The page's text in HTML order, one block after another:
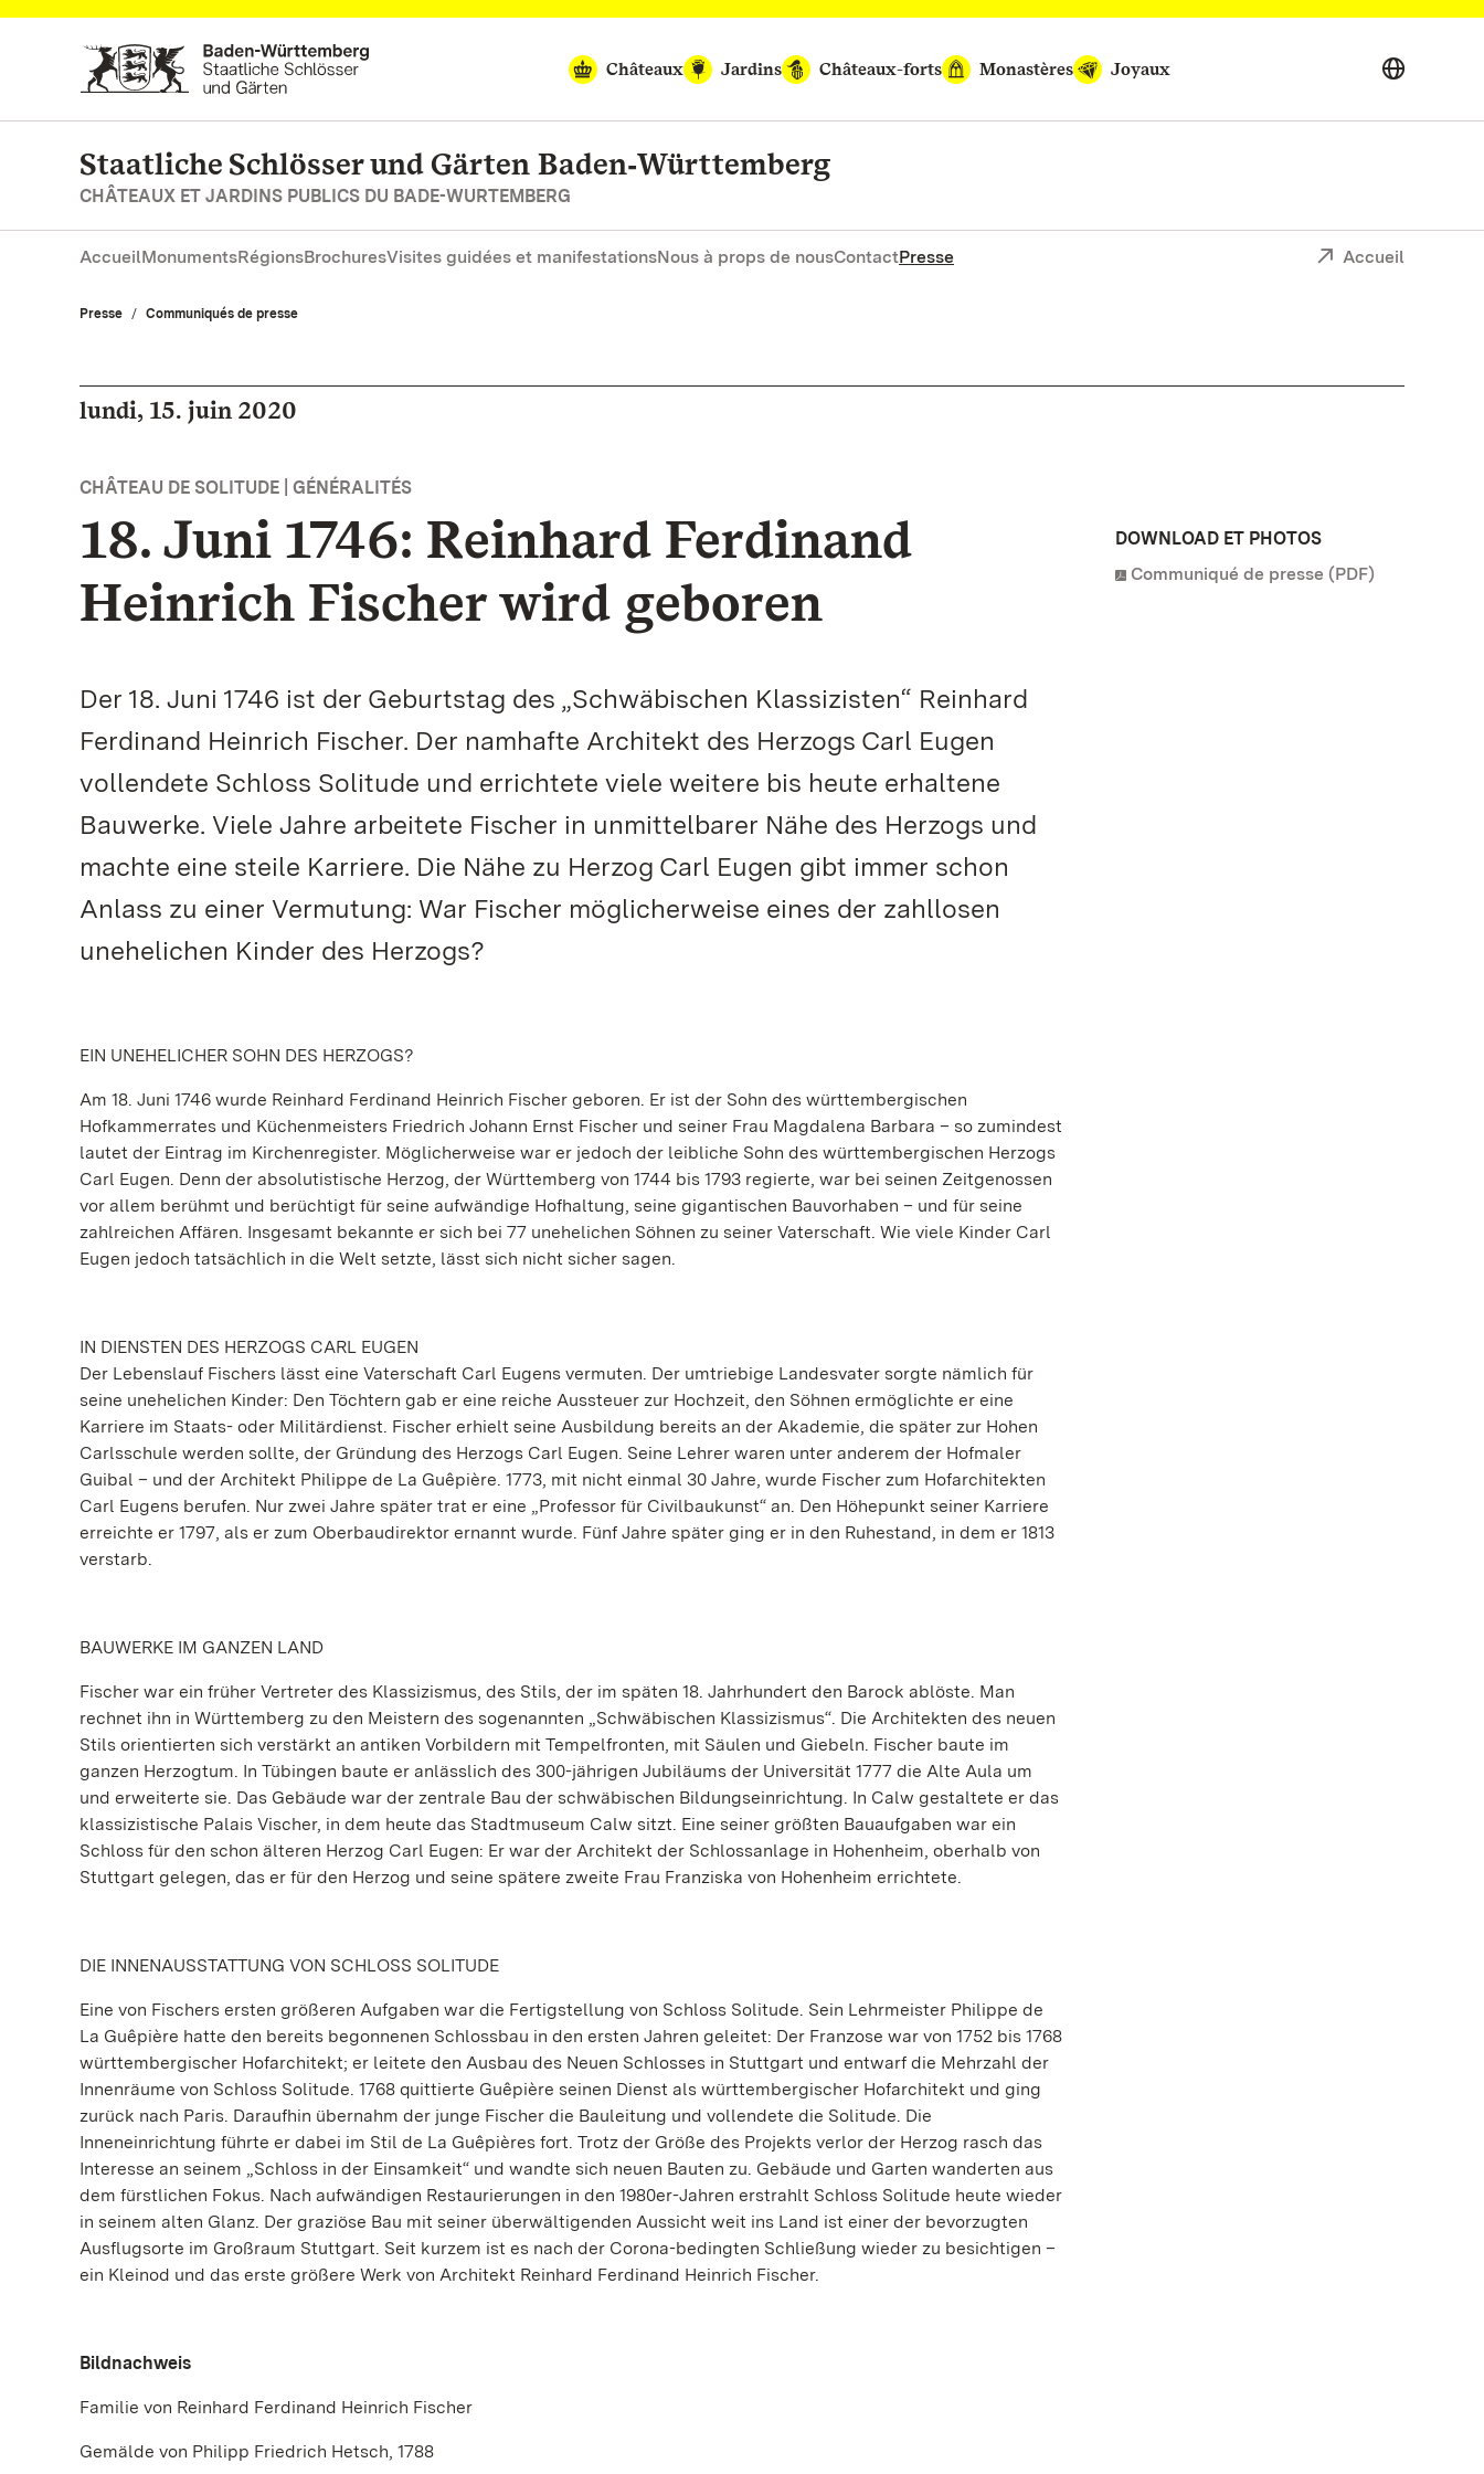
Vers la page d’accueil
Châteaux
Jardins Châteaux-forts Monastères Joyaux
Staatliche Schlösser und Gärten Baden‑Württemberg
CHÂTEAUX ET JARDINS PUBLICS DU BADE-WURTEMBERG
AccueilMonumentsRégionsBrochuresVisites guidées et manifestationsNous à props de nousContactPresse Accueil
Presse Communiqués de presse
lundi, 15. juin 2020
CHÂTEAU DE SOLITUDE | GÉNÉRALITÉS
18. Juni 1746: Reinhard Ferdinand
Heinrich Fischer wird geboren
Der 18. Juni 1746 ist der Geburtstag des „Schwäbischen Klassizisten“ Reinhard
Ferdinand Heinrich Fischer. Der namhafte Architekt des Herzogs Carl Eugen
vollendete Schloss Solitude und errichtete viele weitere bis heute erhaltene
Bauwerke. Viele Jahre arbeitete Fischer in unmittelbarer Nähe des Herzogs und
machte eine steile Karriere. Die Nähe zu Herzog Carl Eugen gibt immer schon
Anlass zu einer Vermutung: War Fischer möglicherweise eines der zahllosen
unehelichen Kinder des Herzogs?
EIN UNEHELICHER SOHN DES HERZOGS?
Am 18. Juni 1746 wurde Reinhard Ferdinand Heinrich Fischer geboren. Er ist der Sohn des württembergischen
Hofkammerrates und Küchenmeisters Friedrich Johann Ernst Fischer und seiner Frau Magdalena Barbara – so zumindest
lautet der Eintrag im Kirchenregister. Möglicherweise war er jedoch der leibliche Sohn des württembergischen Herzogs
Carl Eugen. Denn der absolutistische Herzog, der Württemberg von 1744 bis 1793 regierte, war bei seinen Zeitgenossen
vor allem berühmt und berüchtigt für seine aufwändige Hofhaltung, seine gigantischen Bauvorhaben – und für seine
zahlreichen Affären. Insgesamt bekannte er sich bei 77 unehelichen Söhnen zu seiner Vaterschaft. Wie viele Kinder Carl
Eugen jedoch tatsächlich in die Welt setzte, lässt sich nicht sicher sagen.
IN DIENSTEN DES HERZOGS CARL EUGEN
Der Lebenslauf Fischers lässt eine Vaterschaft Carl Eugens vermuten. Der umtriebige Landesvater sorgte nämlich für
seine unehelichen Kinder: Den Töchtern gab er eine reiche Aussteuer zur Hochzeit, den Söhnen ermöglichte er eine
Karriere im Staats- oder Militärdienst. Fischer erhielt seine Ausbildung bereits an der Akademie, die später zur Hohen
Carlsschule werden sollte, der Gründung des Herzogs Carl Eugen. Seine Lehrer waren unter anderem der Hofmaler
Guibal – und der Architekt Philippe de La Guêpière. 1773, mit nicht einmal 30 Jahre, wurde Fischer zum Hofarchitekten
Carl Eugens berufen. Nur zwei Jahre später trat er eine „Professor für Civilbaukunst“ an. Den Höhepunkt seiner Karriere
erreichte er 1797, als er zum Oberbaudirektor ernannt wurde. Fünf Jahre später ging er in den Ruhestand, in dem er 1813
verstarb.
BAUWERKE IM GANZEN LAND
Fischer war ein früher Vertreter des Klassizismus, des Stils, der im späten 18. Jahrhundert den Barock ablöste. Man
rechnet ihn in Württemberg zu den Meistern des sogenannten „Schwäbischen Klassizismus“. Die Architekten des neuen
Stils orientierten sich verstärkt an antiken Vorbildern mit Tempelfronten, mit Säulen und Giebeln. Fischer baute im
ganzen Herzogtum. In Tübingen baute er anlässlich des 300-jährigen Jubiläums der Universität 1777 die Alte Aula um
und erweiterte sie. Das Gebäude war der zentrale Bau der schwäbischen Bildungseinrichtung. In Calw gestaltete er das
klassizistische Palais Vischer, in dem heute das Stadtmuseum Calw sitzt. Eine seiner größten Bauaufgaben war ein
Schloss für den schon älteren Herzog Carl Eugen: Er war der Architekt der Schlossanlage in Hohenheim, oberhalb von
Stuttgart gelegen, das er für den Herzog und seine spätere zweite Frau Franziska von Hohenheim errichtete.
DIE INNENAUSSTATTUNG VON SCHLOSS SOLITUDE
Eine von Fischers ersten größeren Aufgaben war die Fertigstellung von Schloss Solitude. Sein Lehrmeister Philippe de
La Guêpière hatte den bereits begonnenen Schlossbau in den ersten Jahren geleitet: Der Franzose war von 1752 bis 1768
württembergischer Hofarchitekt; er leitete den Ausbau des Neuen Schlosses in Stuttgart und entwarf die Mehrzahl der
Innenräume von Schloss Solitude. 1768 quittierte Guêpière seinen Dienst als württembergischer Hofarchitekt und ging
zurück nach Paris. Daraufhin übernahm der junge Fischer die Bauleitung und vollendete die Solitude. Die
Inneneinrichtung führte er dabei im Stil de La Guêpières fort. Trotz der Größe des Projekts verlor der Herzog rasch das
Interesse an seinem „Schloss in der Einsamkeit“ und wandte sich neuen Bauten zu. Gebäude und Garten wanderten aus
dem fürstlichen Fokus. Nach aufwändigen Restaurierungen in den 1980er-Jahren erstrahlt Schloss Solitude heute wieder
in seinem alten Glanz. Der graziöse Bau mit seiner überwältigenden Aussicht weit ins Land ist einer der bevorzugten
Ausflugsorte im Großraum Stuttgart. Seit kurzem ist es nach der Corona-bedingten Schließung wieder zu besichtigen –
ein Kleinod und das erste größere Werk von Architekt Reinhard Ferdinand Heinrich Fischer.
Bildnachweis
Familie von Reinhard Ferdinand Heinrich Fischer
Gemälde von Philipp Friedrich Hetsch, 1788
DOWNLOAD ET PHOTOS
Communiqué de presse (PDF)